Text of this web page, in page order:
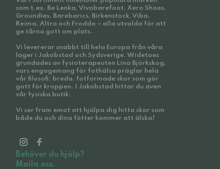
som t.ex. Be Lenka, Vivobarefoot, Xero Shoes,
Groundies, Barebarics, Birkenstock, Viba,
Reima, Altra och Froddo – alla utvalda för att
ge tårna gott om plats.
Vi levererar snabbt till hela Europa från våra
lager i Jakobstad och Sydsverige. Widetoes
grundades av fysioterapeuten Lina Björkskog,
vars engagemang för fothälsa präglar hela
vår filosofi: breda, fotformade skor som gör
gott för kroppen. I Jakobstad hittar du även
vår fysiska butik.
Vi ser fram emot att hjälpa dig hitta skor som
både du och dina fötter kommer att älska!
Behöver du hjälp?
Maila oss.